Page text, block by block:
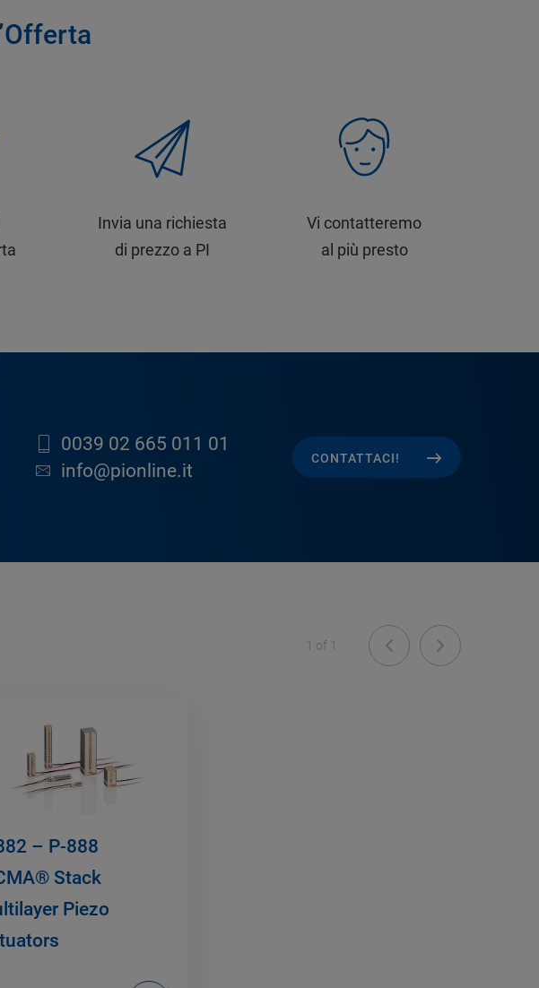
Invia una richiesta
di prezzo a PI
Vi contatteremo
al più presto
0039 02 665 011 01
info@pionline.it
CONTATTACI!
1 of 1
– P-888
Stack
Piezo